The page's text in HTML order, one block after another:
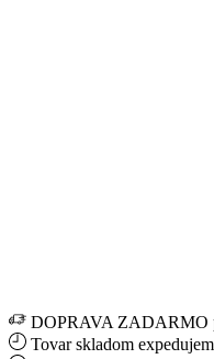
DOPRAVA ZADARMO
Tovar skladom